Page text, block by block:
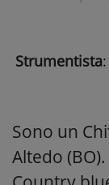
Strumentista
Sono un
Altedo